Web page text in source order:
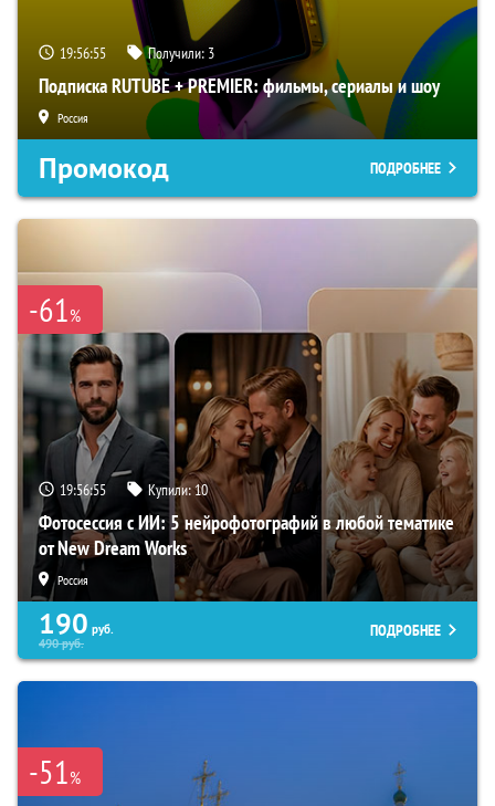
19:56:54 Получили: 3
Подписка RUTUBE + PREMIER: фильмы, сериалы и шоу
Россия
Промокод ПОДРОБНЕЕ
-61%
19:56:54 Купили:10
Фотосессия с ИИ: 5 нейрофотографий в любой тематике
от New Dream Works
Россия
190 руб.
490руб.
ПОДРОБНЕЕ
-51%